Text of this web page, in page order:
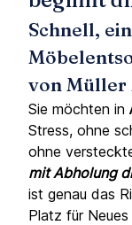
Schnell,
von Müller
Sie möchten in
Stress, ohne
ohne
mit Abholung
ist genau das
Platz für